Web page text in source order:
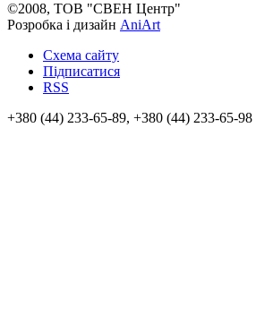
©2008, ТОВ "СВЕН Центр"
Розробка і дизайн AniArt
Схема сайту
Підписатися
RSS
+380 (44) 233-65-89, +380 (44) 233-65-98